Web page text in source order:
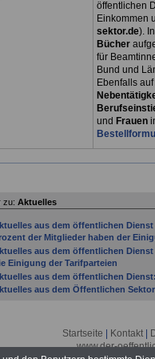
öffentlichen
Einkommen
sektor.de).
Bücher
für
Bund und
Ebenfalls
und Frauen
zu: Aktuelles
aus dem öffentlichen
der Mitglieder haben der
aus dem öffentlichen
Einigung der Tarifparteien
aus dem öffentlichen
aus dem Öffentlichen
aus dem öffentlichen
aus der öffentlichen
fordert nationalen
Startseite Kontakt
www.der-